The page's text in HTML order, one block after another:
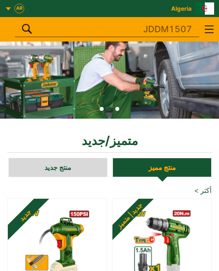
Algeria
AR
متميز/جديد
منتج مميز منتج جديد
أكثر >
جديد متميز
|
جديد